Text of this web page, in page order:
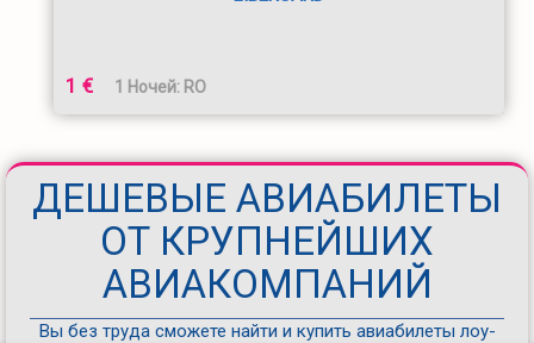
1 € 1 Ночей: RO
ДЕШЕВЫЕ АВИАБИЛЕТЫ
ОТ КРУПНЕЙШИХ
АВИАКОМПАНИЙ
Вы без труда сможете найти и купить авиабилеты лоу-